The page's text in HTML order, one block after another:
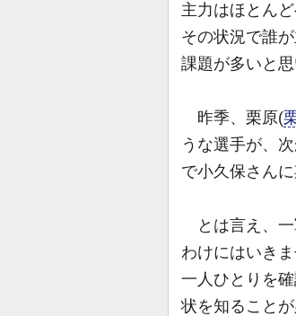
主力はほとん
その状況で誰
課題が多いと思
昨季、栗原(
うな選手が、
で小久保さん
とは言え、一
わけにはいき
一人ひとりを
状を知ることが